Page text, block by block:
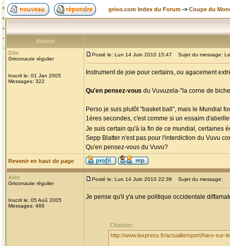
grioo.com Index du Forum -> Coupe du
Auteur
Dilo
Grioonaute régulier
Inscrit le: 01 Jan 2005
Messages: 322
Posté le: Lun 14 Juin 2010 15:47 Sujet du message:
Instrument de joie pour certains, ou agacement
Qu'en pensez-vous du Vuvuzela-"la corne de
Perso je suis plutôt "basket ball", mais le Mundial
1ères secondes, c'est comme si un essaim
Je suis certain qu'à la fin de ce mundial, certaines
Sepp Blatter n'est pas pour l'interdiction du Vuvu
Qu'en pensez-vous du Vuvu?
Revenir en haut de page
Alex
Grioonaute régulier
Inscrit le: 05 Aoû 2005
Messages: 466
Posté le: Lun 14 Juin 2010 22:39 Sujet du message:
Je pense qu'il y'a une politique occidentale
Citation:
http://www.lexpress.fr/actualite/sport/haro-sur-